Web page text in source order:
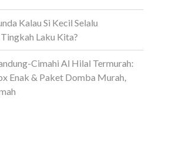
Kalau Si Kecil Selalu
Laku Kita?
Cimahi Al Hilal Termurah:
Enak & Paket Domba Murah,